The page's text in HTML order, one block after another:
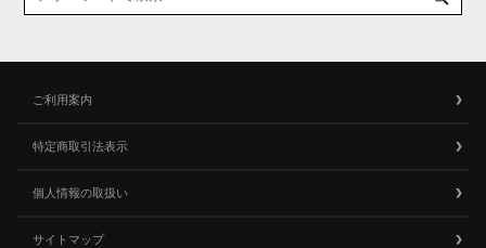
ご利用案内
特定商取引法表示
個人情報の取扱い
サイトマップ